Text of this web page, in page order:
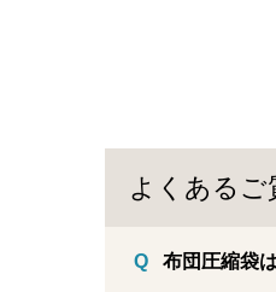
よくあるご
布団圧縮袋